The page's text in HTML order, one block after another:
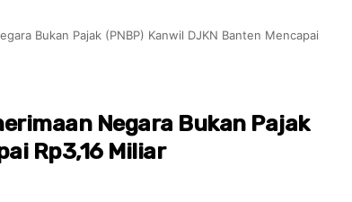
Bukan Pajak (PNBP) Kanwil DJKN Banten Mencapai
Negara Bukan Pajak
Rp3,16 Miliar